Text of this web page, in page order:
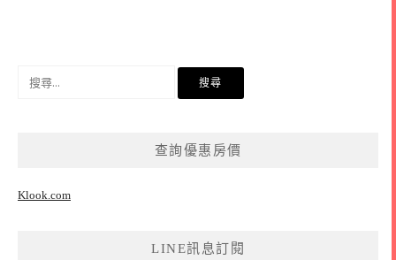
查詢優惠房價
Klook.com
LINE訊息訂閱